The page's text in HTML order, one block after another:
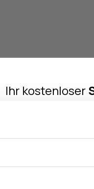
Ihr kostenloser
Sie einenkostenlosen
Wert von